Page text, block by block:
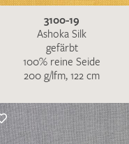
3100-19
Ashoka Silk
gefärbt
100% reine Seide
200 g/lfm, 122 cm